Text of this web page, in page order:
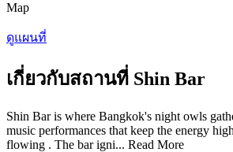
Map
ดูแผนที่
เกี่ยวกับสถานที่ Shin Bar
Shin Bar is where Bangkok's night owls
music performances that keep the energy
flowing . The bar igni... Read More